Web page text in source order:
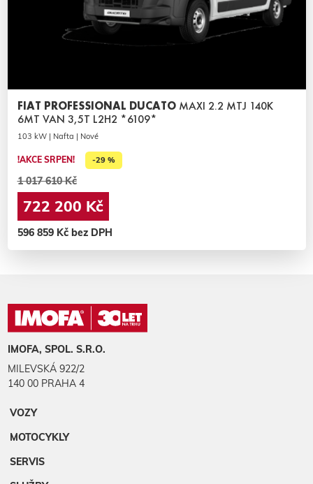
FIAT PROFESSIONAL DUCATO MAXI 2.2 MTJ 140K
6MT VAN 3,5T L2H2 *6109*
103 kW | Nafta | Nové
!AKCE SRPEN! -29 %
1 017 610 Kč
722 200 Kč
596 859 Kč bez DPH
IMOFA, SPOL. S.R.O.
MILEVSKÁ 922/2
140 00 PRAHA 4
VOZY
MOTOCYKLY
SERVIS